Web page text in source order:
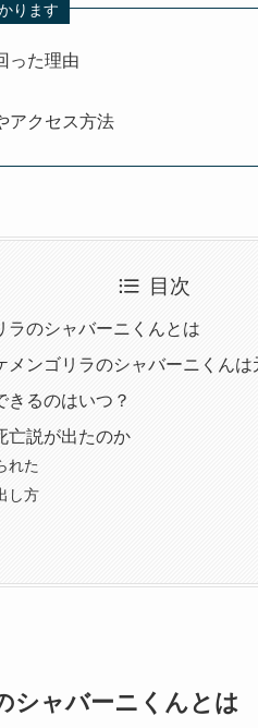
ります
った理由
アクセス方法
目次
ラのシャバーニくんとは
メンゴリラのシャバーニくん
きるのはいつ？
亡説が出たのか
れた
し方
シャバーニくんとは